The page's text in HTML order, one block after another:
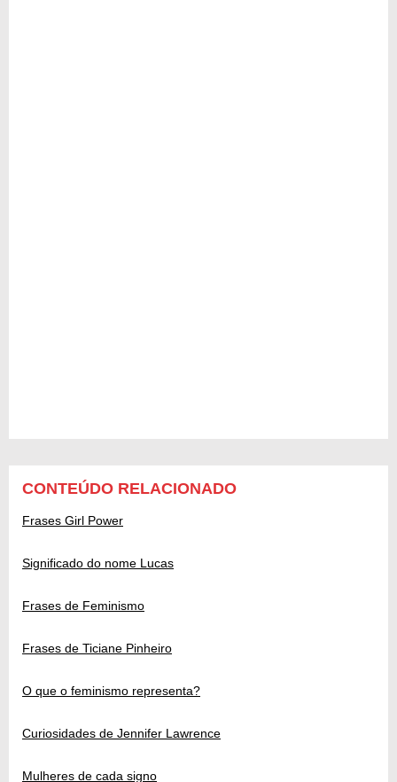
CONTEÚDO RELACIONADO
Frases Girl Power
Significado do nome Lucas
Frases de Feminismo
Frases de Ticiane Pinheiro
O que o feminismo representa?
Curiosidades de Jennifer Lawrence
Mulheres de cada signo